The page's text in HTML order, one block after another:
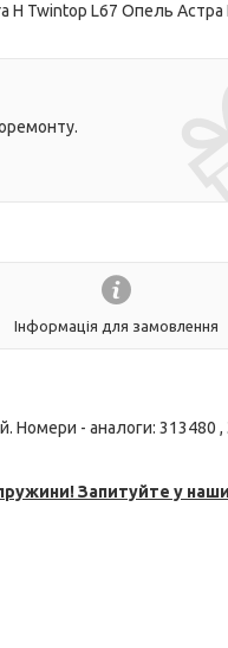
H Twintop L67 Опель Астра
Інформація для замовлення
Номери - аналоги: 313480 ,
Запитуйте у